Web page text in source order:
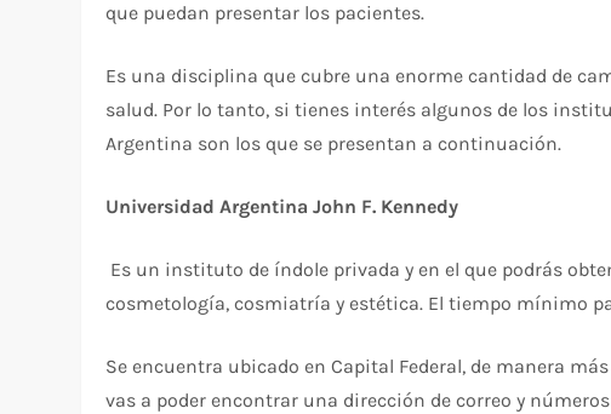
que puedan presentar los pacientes.
Es una disciplina que cubre una enorme cantidad de
salud. Por lo tanto, si tienes interés algunos de los
Argentina son los que se presentan a continuación.
Universidad Argentina John F. Kennedy
Es un instituto de índole privada y en el que podrás
cosmetología, cosmiatría y estética. El tiempo mínimo
Se encuentra ubicado en Capital Federal, de manera
vas a poder encontrar una dirección de correo y